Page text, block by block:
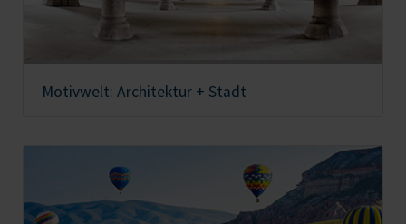
Motivwelt: Architektur + Stadt